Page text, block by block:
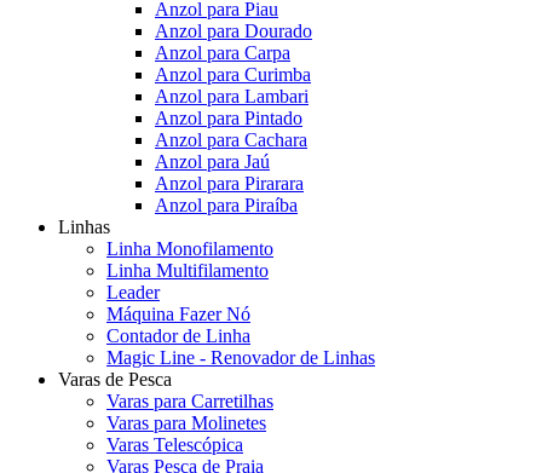
Anzol para Piau
Anzol para Dourado
Anzol para Carpa
Anzol para Curimba
Anzol para Lambari
Anzol para Pintado
Anzol para Cachara
Anzol para Jaú
Anzol para Pirarara
Anzol para Piraíba
Linhas
Linha Monofilamento
Linha Multifilamento
Leader
Máquina Fazer Nó
Contador de Linha
Magic Line - Renovador de Linhas
Varas de Pesca
Varas para Carretilhas
Varas para Molinetes
Varas Telescópica
Varas Pesca de Praia